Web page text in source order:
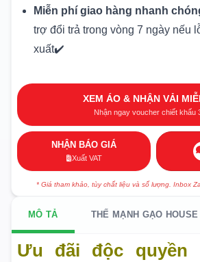
Miễn phí giao hàng nhanh
trợ đổi trả trong vòng 7 ngày nếu
xuất✔️
XEM ÁO & NHẬN VẢI
Nhận ngay voucher chiết khấu
NHẬN BÁO GIÁ
Xuất VAT
* Giá tham khảo, tùy chất liệu và số lượng. Inbox
MÔ TẢ THẾ MẠNH GẠO HOUSE
Ưu đãi độc quyền